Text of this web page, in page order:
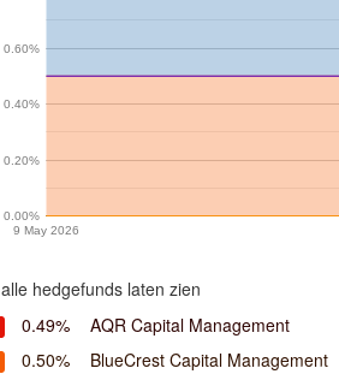
9 May 2026
0.00%
0.20%
0.40%
0.60%
alle hedgefunds laten zien
0.49%
AQR Capital Management
0.50%
BlueCrest Capital Management